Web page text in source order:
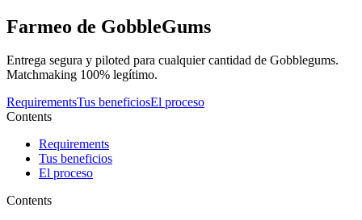
Farmeo de GobbleGums
Entrega segura y piloted para cualquier cantidad de Gobblegums.
Matchmaking 100% legítimo.
RequirementsTus beneficiosEl proceso
Contents
Requirements
Tus beneficios
El proceso
Contents